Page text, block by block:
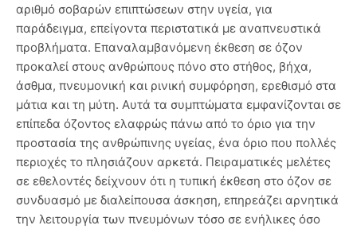
αριθμό σοβαρών επιπτώσεων στην υγεία, για
παράδειγμα, επείγοντα περιστατικά με αναπνευστικά
προβλήματα. Επαναλαμβανόμενη έκθεση σε όζον
προκαλεί στους ανθρώπους πόνο στο στήθος, βήχα,
άσθμα, πνευμονική και ρινική συμφόρηση, ερεθισμό στα
μάτια και τη μύτη. Αυτά τα συμπτώματα εμφανίζονται σε
επίπεδα όζοντος ελαφρώς πάνω από το όριο για την
προστασία της ανθρώπινης υγείας, ένα όριο που πολλές
περιοχές το πλησιάζουν αρκετά. Πειραματικές μελέτες
σε εθελοντές δείχνουν ότι η τυπική έκθεση στο όζον σε
συνδυασμό με διαλείπουσα άσκηση, επηρεάζει αρνητικά
την λειτουργία των πνευμόνων τόσο σε ενήλικες όσο